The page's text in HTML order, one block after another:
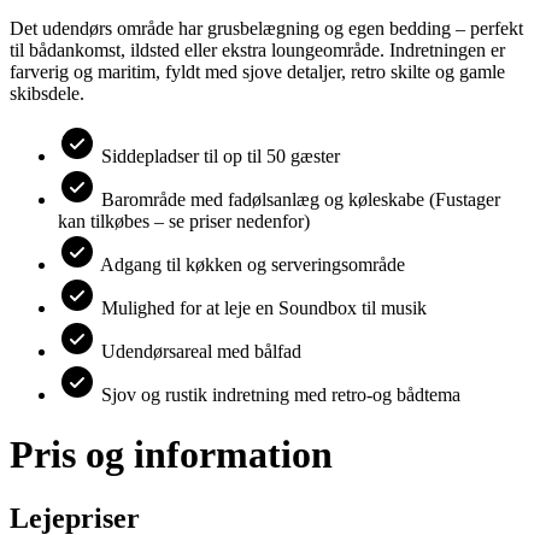
Det udendørs område har grusbelægning og egen bedding – perfekt
til bådankomst, ildsted eller ekstra loungeområde. Indretningen er
farverig og maritim, fyldt med sjove detaljer, retro skilte og gamle
skibsdele.
Siddepladser til op til 50 gæster
Barområde med fadølsanlæg og køleskabe (Fustager
kan tilkøbes – se priser nedenfor)
Adgang til køkken og serveringsområde
Mulighed for at leje en Soundbox til musik
Udendørsareal med bålfad
Sjov og rustik indretning med retro-og bådtema
Pris og information
Lejepriser​